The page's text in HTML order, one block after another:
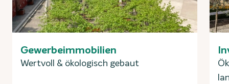
Gewerbeimmobilien
Wertvoll & ökologisch gebaut